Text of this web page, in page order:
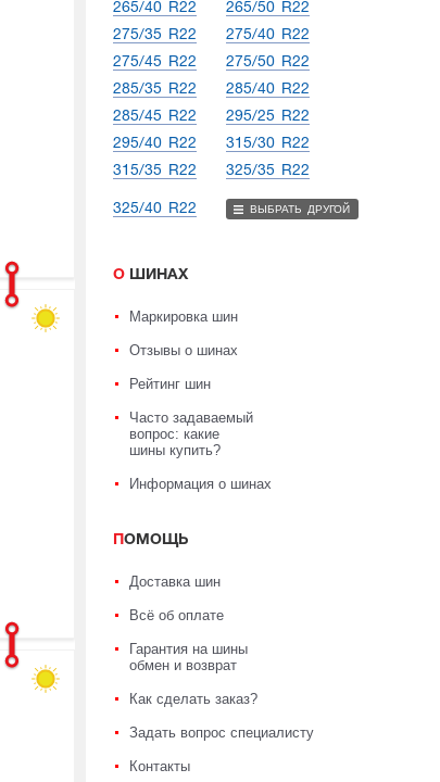
265/40 R22
265/50 R22
275/35 R22
275/40 R22
275/45 R22
275/50 R22
285/35 R22
285/40 R22
285/45 R22
295/25 R22
295/40 R22
315/30 R22
315/35 R22
325/35 R22
325/40 R22 ВЫБРАТЬ ДРУГОЙ
О ШИНАХ
Маркировка шин
Отзывы о шинах
Рейтинг шин
Часто задаваемый
вопрос: какие
шины купить?
Информация о шинах
ПОМОЩЬ
Доставка шин
Всё об оплате
Гарантия на шины
обмен и возврат
Как сделать заказ?
Задать вопрос специалисту
Контакты